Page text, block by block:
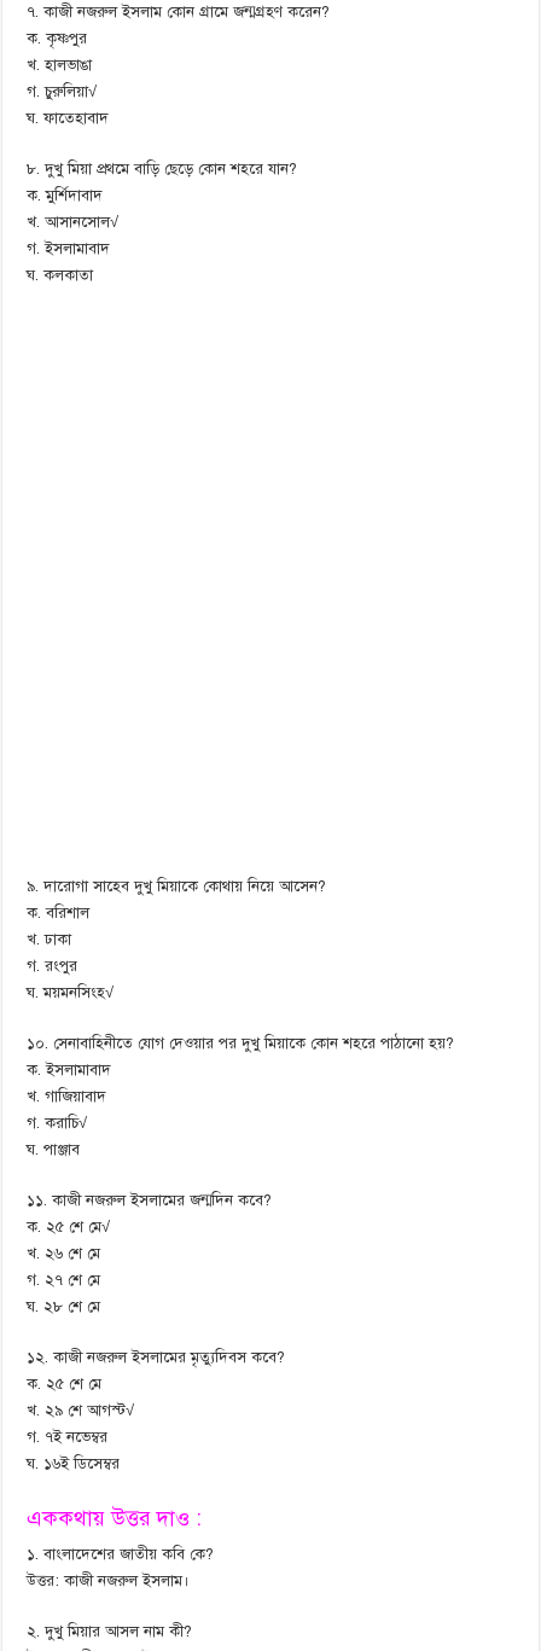
৭. কাজী নজরুল ইসলাম কোন গ্রামে জন্মগ্রহণ করেন?
ক. কৃষ্ণপুর
খ. হালভাঙা
গ. চুরুলিয়া√
ঘ. ফাতেহাবাদ
৮. দুখু মিয়া প্রথমে বাড়ি ছেড়ে কোন শহরে যান?
ক. মুর্শিদাবাদ
খ. আসানসোল√
গ. ইসলামাবাদ
ঘ. কলকাতা
৯. দারোগা সাহেব দুখু মিয়াকে কোথায় নিয়ে আসেন?
ক. বরিশাল
খ. ঢাকা
গ. রংপুর
ঘ. ময়মনসিংহ√
১০. সেনাবাহিনীতে যোগ দেওয়ার পর দুখু মিয়াকে কোন শহরে পাঠানো হয়?
ক. ইসলামাবাদ
খ. গাজিয়াবাদ
গ. করাচি√
ঘ. পাঞ্জাব
১১. কাজী নজরুল ইসলামের জন্মদিন কবে?
ক. ২৫ শে মে√
খ. ২৬ শে মে
গ. ২৭ শে মে
ঘ. ২৮ শে মে
১২. কাজী নজরুল ইসলামের মৃত্যুদিবস কবে?
ক. ২৫ শে মে
খ. ২৯ শে আগস্ট√
গ. ৭ই নভেম্বর
ঘ. ১৬ই ডিসেম্বর
এককথায় উত্তর দাও :
১. বাংলাদেশের জাতীয় কবি কে?
উত্তর: কাজী নজরুল ইসলাম।
২. দুখু মিয়ার আসল নাম কী?